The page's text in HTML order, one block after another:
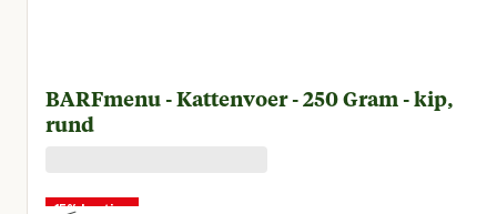
BARFmenu - Kattenvoer - 250 Gram - kip,
rund
15% korting